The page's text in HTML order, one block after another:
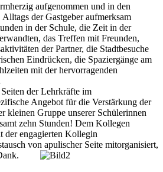
aufgenommen und in den
Alltags der Gastgeber aufmerksam
in der Schule, die Zeit in der
das Treffen mit Freunden,
der Partner, die Stadtbesuche
Eindrücken, die Spaziergänge am
mit der hervorragenden
der Lehrkräfte im
Angebot für die Verstärkung der
kleinen Gruppe unserer Schülerinnen
zehn Stunden! Dem Kollegen
der engagierten Kollegin
von apulischer Seite mitorganisiert,